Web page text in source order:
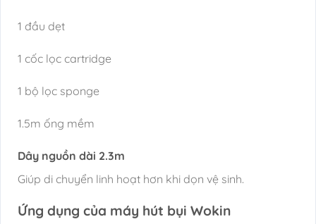
1 đầu dẹt
1 cốc lọc cartridge
1 bộ lọc sponge
1.5m ống mềm
Dây nguồn dài 2.3m
Giúp di chuyển linh hoạt hơn khi dọn vệ sinh.
Ứng dụng của máy hút bụi Wokin